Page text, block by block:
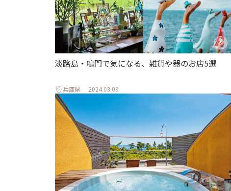
淡路島・鳴門で気になる、雑貨や器のお店5選
兵庫県 2024.03.09